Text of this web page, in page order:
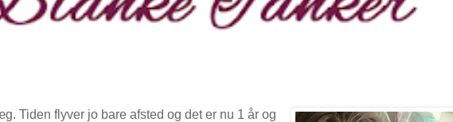
Tiden flyver jo bare afsted og det er nu 1 år og